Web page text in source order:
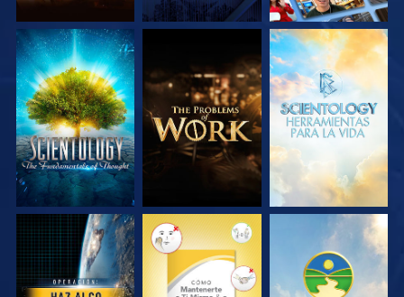
EXPLORA LAS
SERIES
EXPLORA LAS
SERIES
EXPLORA LAS
SERIES
VE VE VE